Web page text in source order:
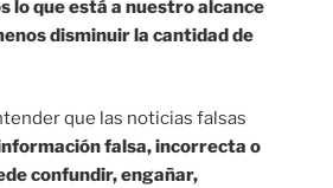
lo que está a nuestro alcance
disminuir la cantidad de
que las noticias falsas
falsa, incorrecta o
confundir, engañar,